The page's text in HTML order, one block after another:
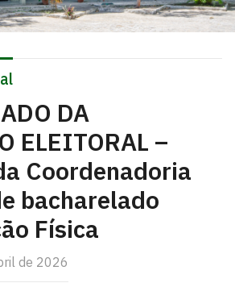
DA
ELEITORAL –
Coordenadoria
bacharelado
Física
de 2026